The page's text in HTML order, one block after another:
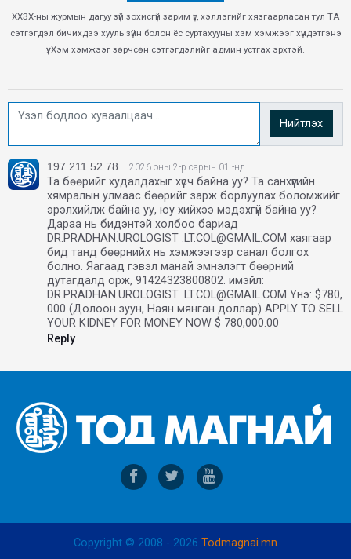
ХХЗХ-ны журмын дагуу зүй зохисгүй зарим үг, хэллэгийг хязгаарласан тул ТА
сэтгэгдэл бичихдээ хууль зүйн болон ёс суртахууны хэм хэмжээг хүндэтгэнэ
үү. Хэм хэмжээг зөрчсөн сэтгэгдэлийг админ устгах эрхтэй.
Нийтлэх
197.211.52.78 2026 оны 2-р сарын 01 -нд
Та бөөрийг худалдахыг хүсч байна уу? Та санхүүгийн
хямралын улмаас бөөрийг зарж борлуулах боломжийг
эрэлхийлж байна уу, юу хийхээ мэдэхгүй байна уу?
Дараа нь бидэнтэй холбоо бариад
DR.PRADHAN.UROLOGIST .LT.COL@GMAIL.COM хаягаар
бид танд бөөрнийх нь хэмжээгээр санал болгох
болно. Яагаад гэвэл манай эмнэлэгт бөөрний
дутагдалд орж, 91424323800802. имэйл:
DR.PRADHAN.UROLOGIST .LT.COL@GMAIL.COM Yнэ: $780,
000 (Долоон зуун, Наян мянган доллар) APPLY TO SELL
YOUR KIDNEY FOR MONEY NOW $ 780,000.00
Reply
Copyright © 2008 - 2026 Todmagnai.mn